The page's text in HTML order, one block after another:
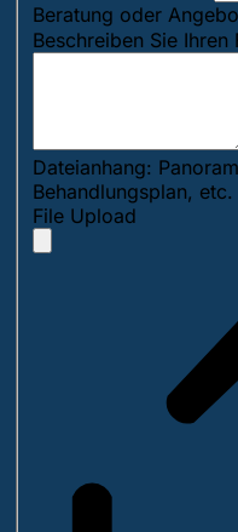
Beratung oder
Beschreiben Sie Ihren
Dateianhang:
Behandlungsplan,
File Upload